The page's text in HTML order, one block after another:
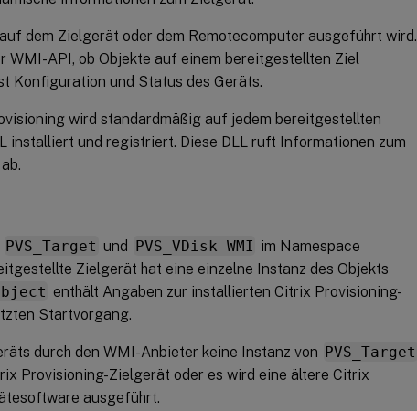
dem Zielgerät oder dem Remotecomputer ausgeführt wird.
WMI-API, ob Objekte auf einem bereitgestellten Ziel
Konfiguration und Status des Geräts.
wird standardmäßig auf jedem bereitgestellten
installiert und registriert. Diese DLL ruft Informationen zum
PVS_Target und PVS_VDisk WMI im Namespace
Zielgerät hat eine einzelne Instanz des Objekts
enthält Angaben zur installierten Citrix Provisioning-
Startvorgang.
durch den WMI-Anbieter keine Instanz von PVS_Target
Provisioning-Zielgerät oder es wird eine ältere Citrix
ausgeführt.